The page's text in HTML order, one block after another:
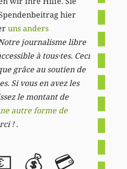
hier
uns anders
journalisme libre
à tous·tes. Ceci
grâce au soutien de
Si vous en avez les
le montant de
autre forme de
! .
💰 💳